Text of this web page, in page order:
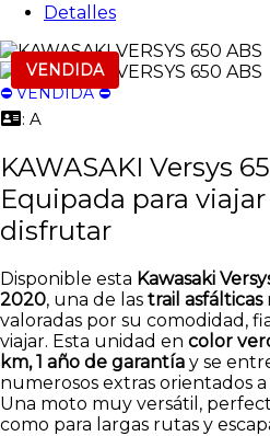
Detalles
VENDIDA
⛔️ VENDIDA ⛔️
: A
KAWASAKI Versys
Equipada para
disfrutar
Disponible esta Kawasaki
2020, una de las trail asfálticas
valoradas por su comodidad,
viajar. Esta unidad en color
km, 1 año de garantía y se
numerosos extras orientados
Una moto muy versátil,
como para largas rutas y